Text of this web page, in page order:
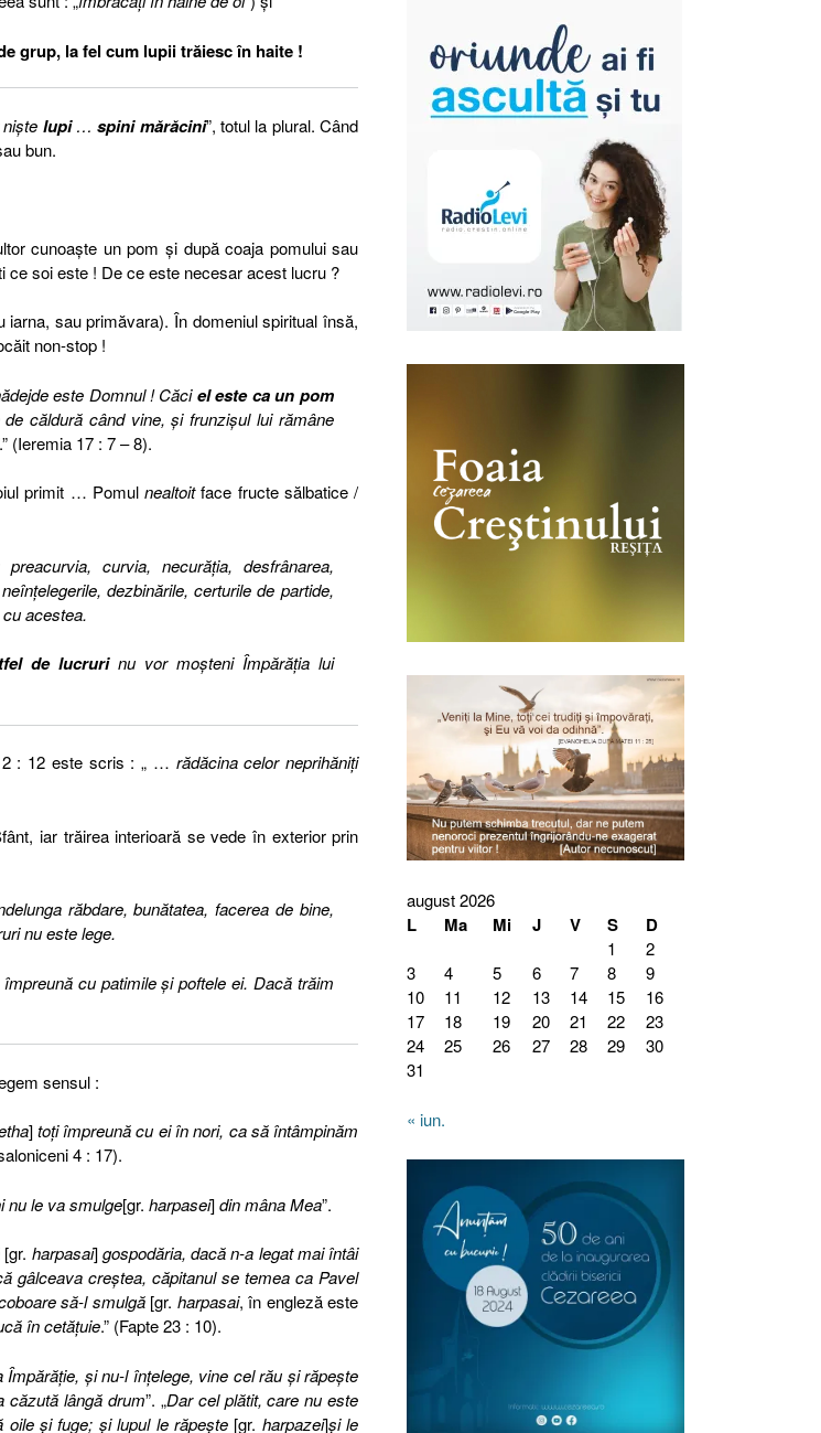
grup, la fel cum lupii trăiesc în haite !
lupi…spini mărăcini”, totul la plural. Când
bun.
cunoaşte un pom şi după coaja pomului sau
ce soi este ! De ce este necesar acest lucru ?
sau primăvara). În domeniul spiritual însă,
non-stop !
este Domnul ! Căciel este ca un pom
căldură când vine, şi frunzişul lui rămâne
(Ieremia 17 : 7 – 8).
primit … Pomulnealtoitface fructe sălbatice /
curvia, necurăţia, desfrânarea,
dezbinările, certurile de partide,
acestea.
de lucrurinu vor moşteni Împărăţia lui
: 12 este scris : „ … rădăcina celor neprihăniţi
iar trăirea interioară se vede în exterior prin
răbdare, bunătatea, facerea de bine,
nu este lege.
cu patimile şi poftele ei. Dacă trăim
sensul :
]toţi împreună cu ei în nori, ca să întâmpinăm
4 : 17).
nu le va smulge[gr. harpasei]din mâna Mea”.
[gr. harpasai]gospodăria, dacă n-a legat mai întâi
gâlceava creştea, căpitanul se temea ca Pavel
să-l smulgă [gr. harpasai,în englezăeste
în cetăţuie.” (Fapte 23 : 10).
şi nu-l înţelege, vine cel rău şi răpeşte
căzută lângă drum”. „Dar cel plătit, care nu este
şi fuge; şi lupul le răpeşte [gr. harpazei]şi le
august 2026
L Ma Mi J V S D
1
2
3
4 5 6 7 8
9
10
11 12 13 14 15
16
17
18 19 20 21 22
23
24
25 26 27 28 29
30
31
« iun.